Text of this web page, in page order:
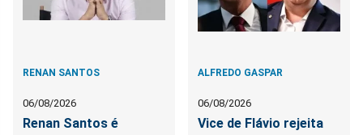
RENAN SANTOS
06/08/2026
Renan Santos é
ALFREDO GASPAR
06/08/2026
Vice de Flávio rejeita